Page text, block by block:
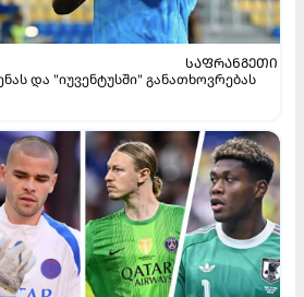
ᲡᲐᲤᲠᲐᲜᲒᲔᲗᲘ
და "იუვენტუსში" განათხოვრებას